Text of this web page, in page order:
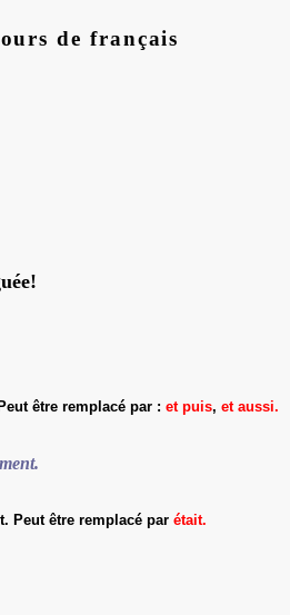
de français
Peut être remplacé par : et puis, et aussi.
. Peut être remplacé par était.